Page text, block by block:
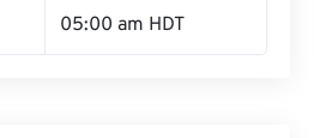
05:00 am HDT